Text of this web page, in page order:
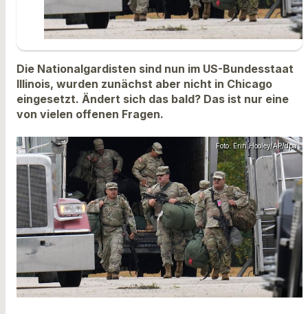
Die Nationalgardisten sind nun im US-Bundesstaat
Illinois, wurden zunächst aber nicht in Chicago
eingesetzt. Ändert sich das bald? Das ist nur eine
von vielen offenen Fragen.
Foto: Erin Hooley/AP/dpa